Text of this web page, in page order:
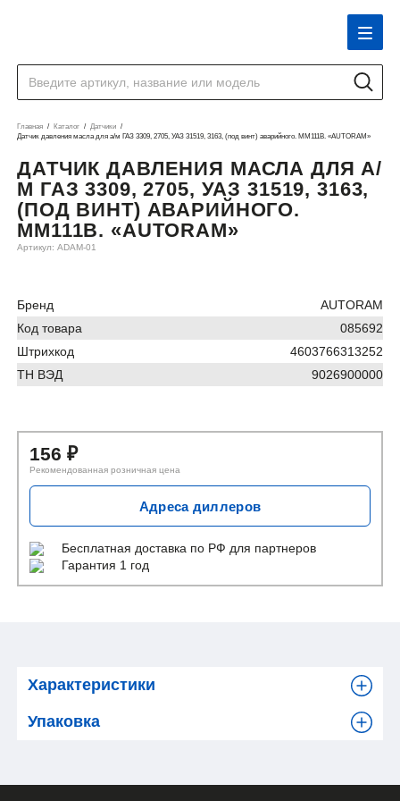
Главная Каталог
Датчики
Датчик давления масла для а/м ГАЗ 3309, 2705, УАЗ 31519, 3163, (под винт) аварийного. ММ111В. «AUTORAM»
ДАТЧИК ДАВЛЕНИЯ МАСЛА ДЛЯ А/
М ГАЗ 3309, 2705, УАЗ 31519, 3163,
(ПОД ВИНТ) АВАРИЙНОГО.
ММ111В. «AUTORAM»
Артикул: ADAM-01
Бренд
AUTORAM
Код товара
085692
Штрихкод
4603766313252
ТН ВЭД
9026900000
156₽
Рекомендованная розничная цена
Адреса диллеров
Бесплатная доставка по РФ для партнеров
Гарантия 1 год
Характеристики
Упаковка